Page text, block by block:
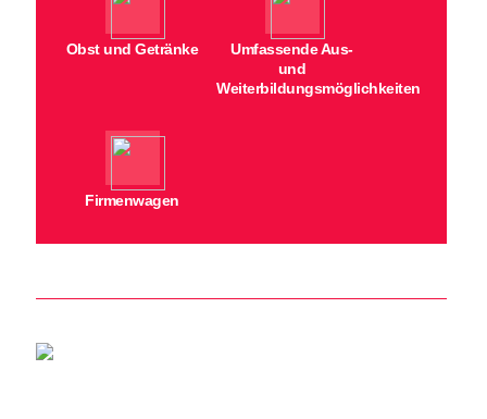
Obst und Getränke
Umfassende Aus-
und
Weiterbildungsmöglichkeiten
Firmenwagen